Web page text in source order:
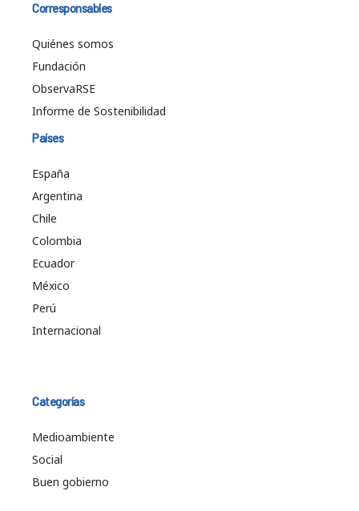
Corresponsables
Quiénes somos
Fundación
ObservaRSE
Informe de Sostenibilidad
Países
España
Argentina
Chile
Colombia
Ecuador
México
Perú
Internacional
Categorías
Medioambiente
Social
Buen gobierno